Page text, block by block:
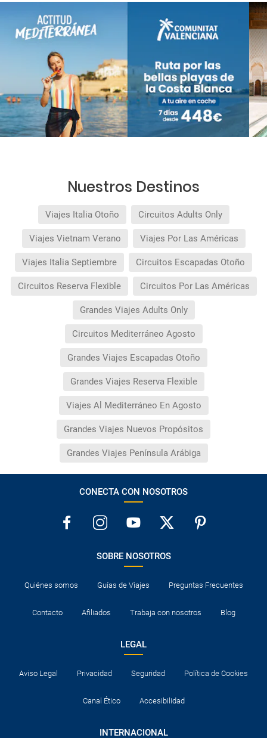
Nuestros Destinos
Viajes Italia Otoño Circuitos Adults Only
Viajes Vietnam Verano Viajes Por Las Américas
Viajes Italia Septiembre Circuitos Escapadas Otoño
Circuitos Reserva Flexible Circuitos Por Las Américas
Grandes Viajes Adults Only
Circuitos Mediterráneo Agosto
Grandes Viajes Escapadas Otoño
Grandes Viajes Reserva Flexible
Viajes Al Mediterráneo En Agosto
Grandes Viajes Nuevos Propósitos
Grandes Viajes Península Arábiga
CONECTA CON NOSOTROS
SOBRE NOSOTROS
Quiénes somos Guías de Viajes Preguntas Frecuentes
Contacto Afiliados Trabaja con nosotros Blog
LEGAL
Aviso Legal Privacidad Seguridad Política de Cookies
Canal Ético Accesibilidad
INTERNACIONAL